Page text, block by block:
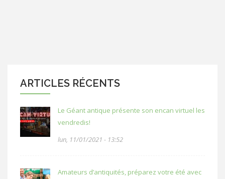
ARTICLES RÉCENTS
Le Géant antique présente son encan virtuel les
vendredis!
lun, 11/01/2021 - 13:52
Amateurs d’antiquités, préparez votre été avec